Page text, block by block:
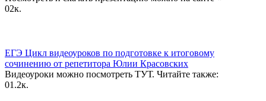
02к.
ЕГЭ Цикл видеоуроков по подготовке к итоговому
сочинению от репетитора Юлии Красовских
Видеоуроки можно посмотреть ТУТ. Читайте также:
01.2к.